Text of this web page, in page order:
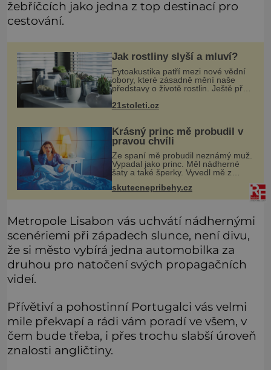
žebříčcích jako jedna z top destinací pro
cestování.
Jak rostliny slyší a mluví?
Fytoakustika patří mezi nové vědní
obory, které zásadně mění naše
představy o životě rostlin. Ještě před
několika desetiletími byly rostliny
považovány za tiché a pasivní
21stoleti.cz
Krásný princ mě probudil v
pravou chvíli
Ze spaní mě probudil neznámý muž.
Vypadal jako princ. Měl nádherné
šaty a také šperky. Vyvedl mě z
pokoje ven, v kuchyni totiž začalo
hořet. Stalo se to už moc dávno.
Byla jsem malá holčička, měla jse
skutecnepribehy.cz
Metropole Lisabon vás uchvátí nádhernými
scenériemi při západech slunce, není divu,
že si město vybírá jedna automobilka za
druhou pro natočení svých propagačních
videí.
Přívětiví a pohostinní Portugalci vás velmi
mile překvapí a rádi vám poradí ve všem, v
čem bude třeba, i přes trochu slabší úroveň
znalosti angličtiny.